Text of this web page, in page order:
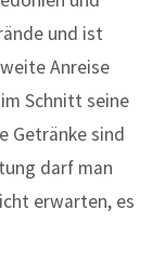
und ist
Anreise
Schnitt seine
Getränke sind
darf man
erwarten, es